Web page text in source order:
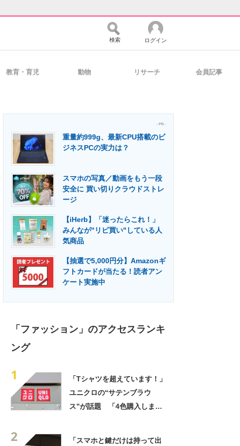
のコミュニティ マーケ×ITの今がよく分かる
入・活用を支援
の専門メディア 建設×テクノロジーの最前線
検索 ログイン
教育・育児 動物 リサーチ 会員記事
- PR -
重量約999g、最新CPU搭載のビ
ジネスPCの実力は？
スマホの写真／動画をもう一段
安全に 買い切りクラウドストレ
ージ
【iHerb】「迷ったらこれ！」
みんなが"リピ買い"している人
気商品
【抽選で5,000円分】Amazonギ
フトカードが当たる！読者アン
ケート実施中
「ファッション」のアクセスランキ
ング
1
「Tシャツを超えています！」
ユニクロの“サテンブラウ
ス”が話題 「4色購入しまし
2
「スマホと鍵だけは持って出